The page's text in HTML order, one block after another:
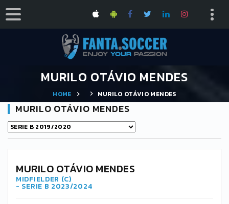
MURILO OTÁVIO MENDES
HOME MURILO OTÁVIO MENDES
MURILO OTÁVIO MENDES
MURILO OTÁVIO MENDES
MIDFIELDER (C)
- SERIE B 2023/2024